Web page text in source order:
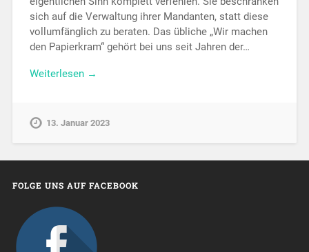
sich auf die Verwaltung ihrer Mandanten, statt diese
vollumfänglich zu beraten. Das übliche „Wir machen
den Papierkram“ gehört bei uns seit Jahren der…
Weiterlesen →
13. Januar 2023
FOLGE UNS AUF FACEBOOK